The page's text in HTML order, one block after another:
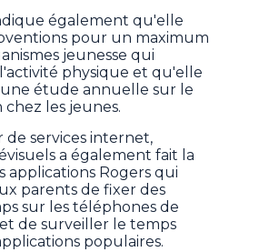
également qu'elle
pour un maximum
jeunesse qui
physique et qu'elle
étude annuelle sur le
les jeunes.
de services internet,
a également fait la
applications Rogers qui
parents de fixer des
sur les téléphones de
de surveiller le temps
populaires.